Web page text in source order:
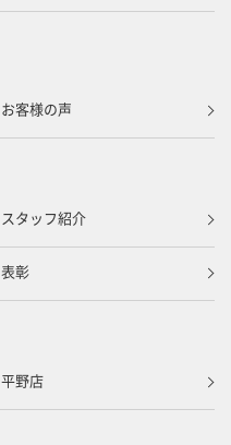
お客様の声
スタッフ紹介
表彰
平野店